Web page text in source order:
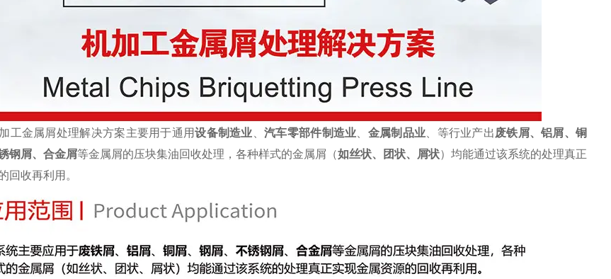
工金属屑处理解决方案主要用于通用设备制造业 、汽车零部件制造业 金属制品业 、等行业产出 废铁屑、铝屑、铜
钢屑、合金屑等金属屑的压块集油回收处理，各种样式的金属屑（如丝状、团状、屑状）均能通过该系统的处理真正
回收再利用。